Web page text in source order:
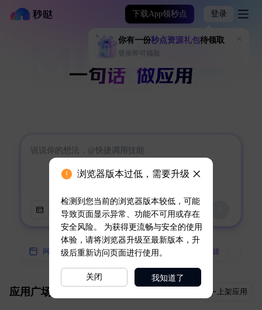
下载App领秒点 登录
你有一份秒点资源礼包待领取
登录即可领取
网页 小程序 App 技能创建
应用广场 上架应用
浏览器版本过低，需要升级
检测到您当前的浏览器版本较低，可能
导致页面显示异常、功能不可用或存在
安全风险。 为获得更流畅与安全的使用
体验，请将浏览器升级至最新版本，升
级后重新访问页面进行使用。
关闭 我知道了